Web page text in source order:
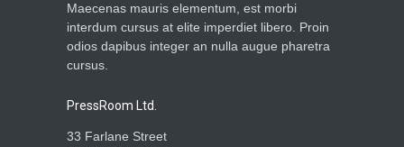
Maecenas mauris elementum, est morbi
interdum cursus at elite imperdiet libero. Proin
odios dapibus integer an nulla augue pharetra
cursus.
PressRoom Ltd.
33 Farlane Street